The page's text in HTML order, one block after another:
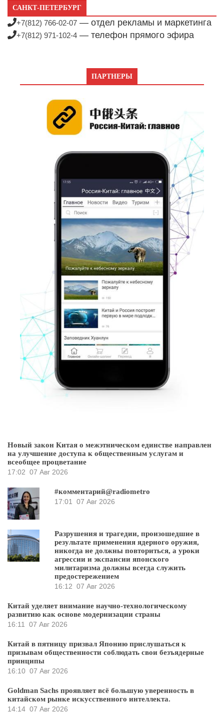
САНКТ-ПЕТЕРБУРГ
+7(812) 766-02-07 — отдел рекламы и маркетинга
+7(812) 971-102-4 — телефон прямого эфира
ПАРТНЕРЫ
Новый закон Китая о межэтническом единстве направлен
на улучшение доступа к общественным услугам и
всеобщее процветание
17:02 07 Авг 2026
#комментарий@radiometro
17:01
07 Авг 2026
Разрушения и трагедии, произошедшие в
результате применения ядерного оружия,
никогда не должны повториться, а уроки
агрессии и экспансии японского
милитаризма должны всегда служить
предостережением
16:12 07 Авг 2026
Китай уделяет внимание научно-технологическому
развитию как основе модернизации страны
16:11
07 Авг 2026
Китай в пятницу призвал Японию прислушаться к
призывам общественности соблюдать свои безъядерные
принципы
16:10 07 Авг 2026
Goldman Sachs проявляет всё большую уверенность в
китайском рынке искусственного интеллекта.
14:14 07 Авг 2026